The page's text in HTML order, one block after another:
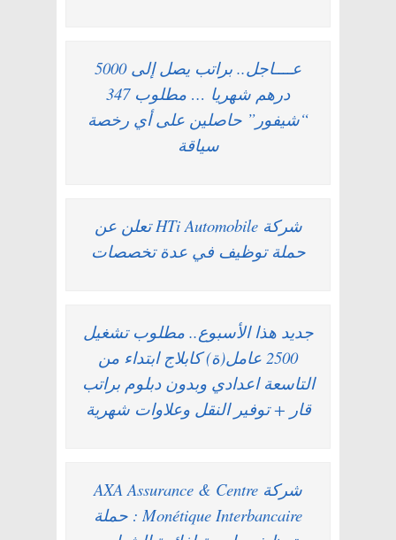
عــــاجل.. براتب يصل إلى 5000
درهم شهريا … مطلوب 347
“شيفور” حاصلين على أي رخصة
سياقة
شركة HTi Automobile تعلن عن
حملة توظيف في عدة تخصصات
جديد هذا الأسبوع.. مطلوب تشغيل
2500 عامل(ة) كابلاج ابتداء من
التاسعة اعدادي وبدون دبلوم براتب
قار + توفير النقل وعلاوات شهرية
شركة AXA Assurance & Centre
Monétique Interbancaire : حملة